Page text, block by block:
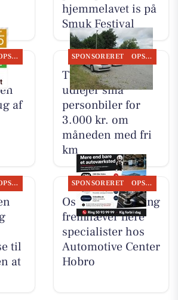
hjemmelavet is på
Smuk Festival
OPSLAGSTAVLEN
af
SPONSORERET OPSLAGSTAVLEN
TT CARS ApS
udlejer små
personbiler for
3.000 kr. om
måneden med fri
km
OPSLAGSTAVLEN
til
at
SPONSORERET OPSLAGSTAVLEN
Oscar Biludlejning
fremhæver flere
specialister hos
Automotive Center
Hobro